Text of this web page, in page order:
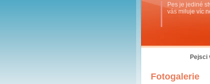
Pejsci
Fotogalerie
Pes je jediné
vás miluje víc